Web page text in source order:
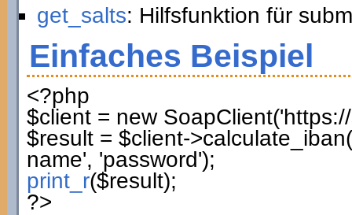
get_salts: Hilfsfunktion für
Einfaches Beispiel
<?php
$client= newSoapClient(
$result= $client->calculate_iban(
name', 'password');
print_r($result);
?>